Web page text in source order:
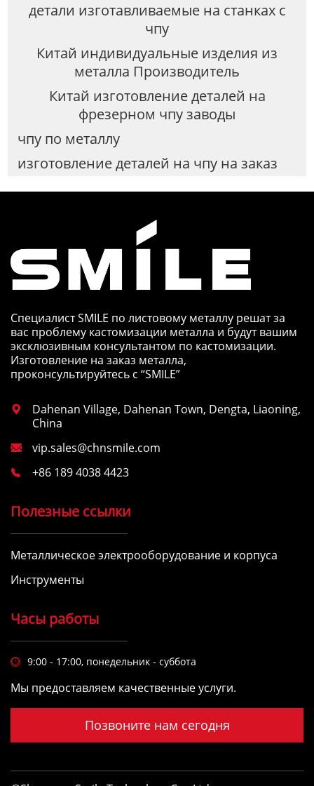
детали изготавливаемые на станках с
чпу
Китай индивидуальные изделия из
металла Производитель
Китай изготовление деталей на
фрезерном чпу заводы
чпу по металлу
изготовление деталей на чпу на заказ
Специалист SMILE по листовому металлу решат за
вас проблему кастомизации металла и будут вашим
эксклюзивным консультантом по кастомизации.
Изготовление на заказ металла,
проконсультируйтесь с “SMILE”

Dahenan Village, Dahenan Town, Dengta, Liaoning,
China
 vip.sales@chnsmile.com
 +86 189 4038 4423
Полезные ссылки
Металлическое электрооборудование и корпуса
Инструменты
Часы работы
 9:00 - 17:00, понедельник - суббота
Мы предоставляем качественные услуги.
Позвоните нам сегодня